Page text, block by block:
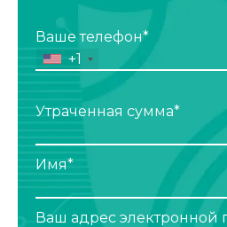
Ваше телефон*
+1
Утраченная сумма*
Имя*
Ваш адрес электронной